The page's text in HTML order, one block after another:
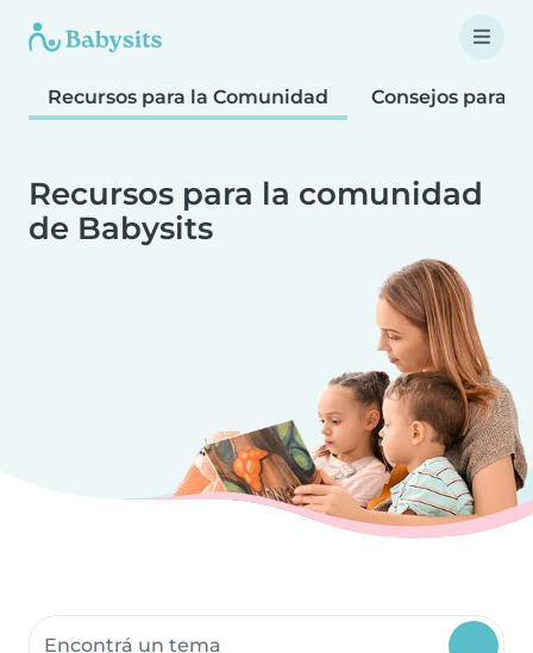
Recursos para la Comunidad Consejos para
Recursos para la comunidad
de Babysits
Buscar recursos para la comunidad